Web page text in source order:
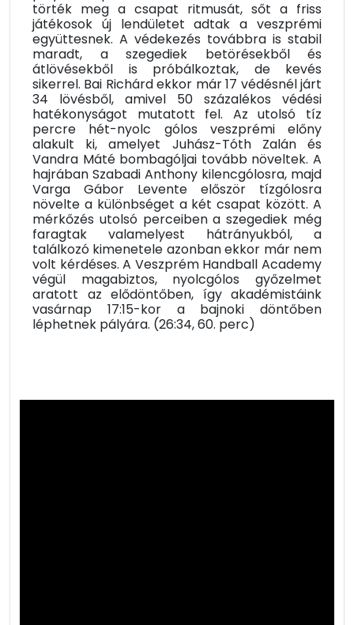
törték meg a csapat ritmusát, sőt a friss
játékosok új lendületet adtak a veszprémi
együttesnek. A védekezés továbbra is stabil
maradt, a szegediek betörésekből és
átlövésekből is próbálkoztak, de kevés
sikerrel. Bai Richárd ekkor már 17 védésnél járt
34 lövésből, amivel 50 százalékos védési
hatékonyságot mutatott fel. Az utolsó tíz
percre hét-nyolc gólos veszprémi előny
alakult ki, amelyet Juhász-Tóth Zalán és
Vandra Máté bombagóljai tovább növeltek. A
hajrában Szabadi Anthony kilencgólosra, majd
Varga Gábor Levente először tízgólosra
növelte a különbséget a két csapat között. A
mérkőzés utolsó perceiben a szegediek még
faragtak valamelyest hátrányukból, a
találkozó kimenetele azonban ekkor már nem
volt kérdéses. A Veszprém Handball Academy
végül magabiztos, nyolcgólos győzelmet
aratott az elődöntőben, így akadémistáink
vasárnap 17:15-kor a bajnoki döntőben
léphetnek pályára. (26:34, 60. perc)